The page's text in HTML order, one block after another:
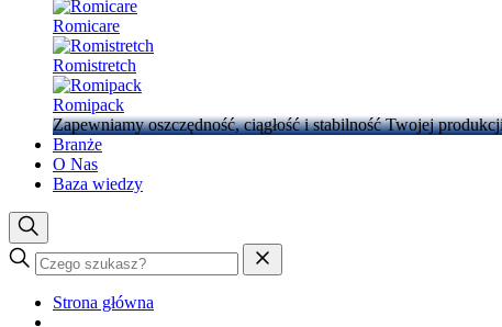
Romicare
Romistretch
Romipack
Zapewniamy oszczędność, ciągłość i stabilność Twojej
Branże
O Nas
Baza wiedzy
Strona główna